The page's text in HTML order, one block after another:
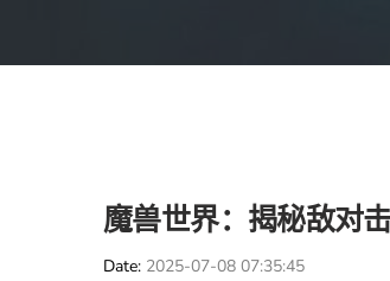
魔兽世界：揭秘敌对
Date 2025-07-08 07:35:45